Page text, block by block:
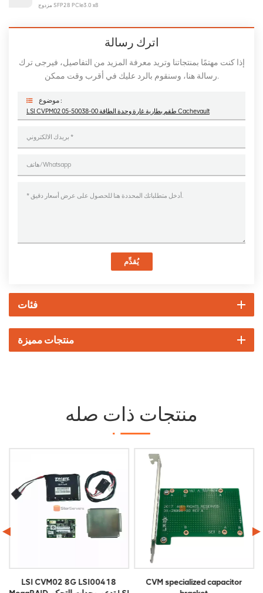
مزدوج SFP28 PCIe3.0 x8
اترك رسالة
إذا كنت مهتمًا بمنتجاتنا وتريد معرفة المزيد من التفاصيل، فيرجى ترك
رسالة هنا، وسنقوم بالرد عليك في أقرب وقت ممكن.
موضوع :
LSI CVPM02 05-50038-00 طقم بطارية غارة وحدة الطاقة Cachevault
يُقدِّم
فئات
منتجات مميزة
منتجات ذات صله
CVM specialized capacitor
LSI CVPM02 05-50038-00 طقم